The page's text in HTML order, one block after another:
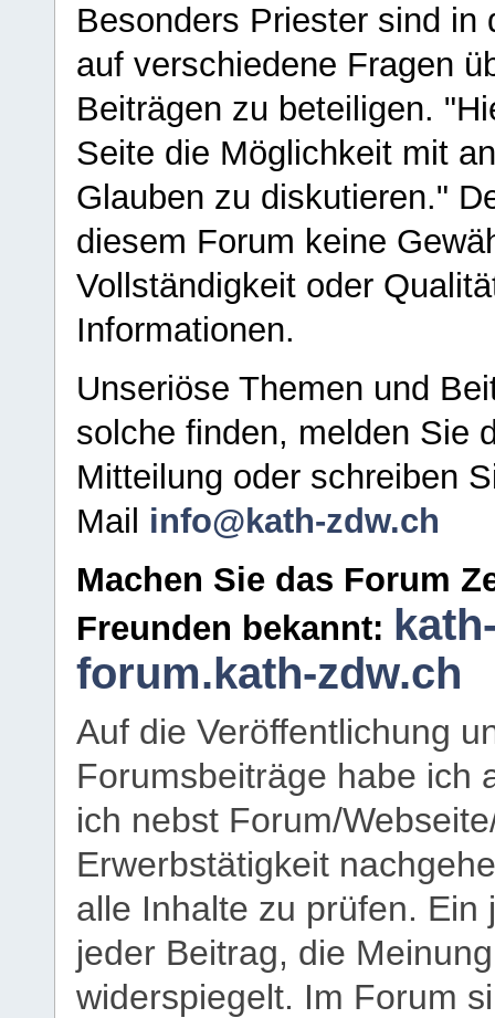
Besonders Priester sind in
auf verschiedene Fragen
Beiträgen zu beteiligen.
Seite die Möglichkeit mit
Glauben zu diskutieren."
diesem Forum keine
Vollständigkeit oder
Informationen.
Unseriöse Themen und
solche finden, melden Sie
Mitteilung oder schreiben
Mail info@kath-zdw.ch
Machen Sie das Forum
Freunden bekannt:
forum.kath-zdw.ch
Auf die Veröffentlichung
Forumsbeiträge habe ich
ich nebst Forum/
Erwerbstätigkeit
alle Inhalte zu prüfen.
jeder Beitrag, die
widerspiegelt. Im Forum